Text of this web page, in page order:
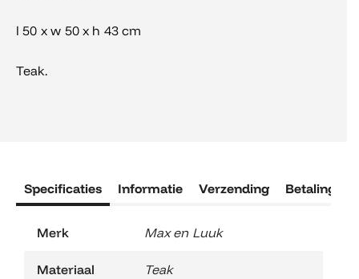
l 50 x w 50 x h 43 cm
Teak.
Specificaties Informatie Verzending Betaling
Merk Max en Luuk
Materiaal Teak